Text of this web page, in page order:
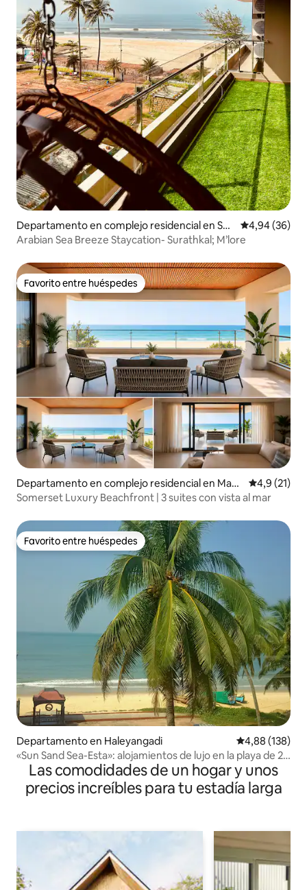
Departamento en complejo residencial en Sur
athkal
Calificación
4,94 (36)
Arabian Sea Breeze Staycation- Surathkal; M’lore
Favorito entre huéspedes
Favorito entre huéspedes
Departamento en complejo residencial en Man
galuru
Calificación
4,9 (21)
Somerset Luxury Beachfront | 3 suites con vista al mar
Favorito entre huéspedes
Favorito entre huéspedes
Departamento en Haleyangadi Calificación
4,88 (138)
«Sun Sand Sea-Esta»: alojamientos de lujo en la playa de 2
dormitorios
Las comodidades de un hogar y unos
precios increíbles para tu estadía larga